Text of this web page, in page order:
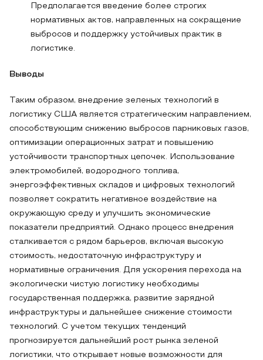
Предполагается введение более строгих
нормативных актов, направленных на сокращение
выбросов и поддержку устойчивых практик в
логистике.
Выводы
Таким образом, внедрение зеленых технологий в
логистику США является стратегическим направлением,
способствующим снижению выбросов парниковых газов,
оптимизации операционных затрат и повышению
устойчивости транспортных цепочек. Использование
электромобилей, водородного топлива,
энергоэффективных складов и цифровых технологий
позволяет сократить негативное воздействие на
окружающую среду и улучшить экономические
показатели предприятий. Однако процесс внедрения
сталкивается с рядом барьеров, включая высокую
стоимость, недостаточную инфраструктуру и
нормативные ограничения. Для ускорения перехода на
экологически чистую логистику необходимы
государственная поддержка, развитие зарядной
инфраструктуры и дальнейшее снижение стоимости
технологий. С учетом текущих тенденций
прогнозируется дальнейший рост рынка зеленой
логистики, что открывает новые возможности для